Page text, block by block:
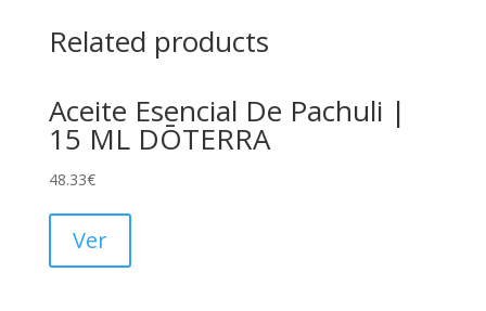
Related products
Aceite Esencial De Pachuli |
15 ML DŌTERRA
48.33€
Ver